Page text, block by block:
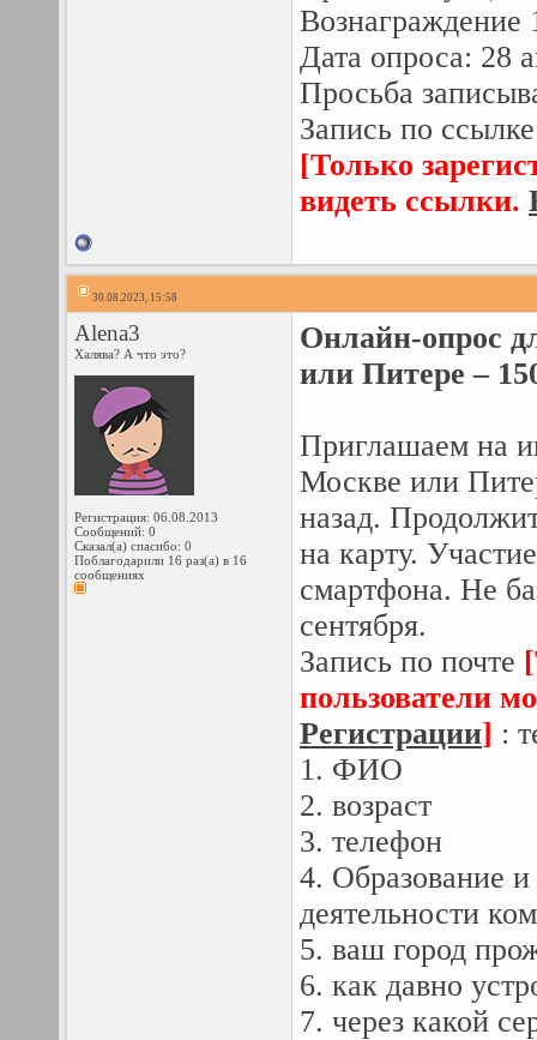
Дата опроса: 28
Просьба
Запись по
[Только
видеть ссылки.
30.08.2023, 15:58
Alena3
Халява? А что это?
Регистрация: 06.08.2013
Сообщений: 0
Сказал(а) спасибо: 0
Поблагодарили 16 раз(а) в 16
сообщениях
Онлайн-опрос
или Питере –
Приглашаем на
Москве или
назад.
на карту.
смартфона. Не
сентября.
Запись по почте
пользователи
Регистрации] :
1. ФИО
2. возраст
3. телефон
4. Образование
деятельности
5. ваш город
6. как давно
7. через какой